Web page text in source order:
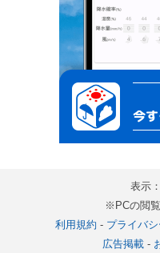
表示：
※PCの閲
利用規約 - プライバ
広告掲載-